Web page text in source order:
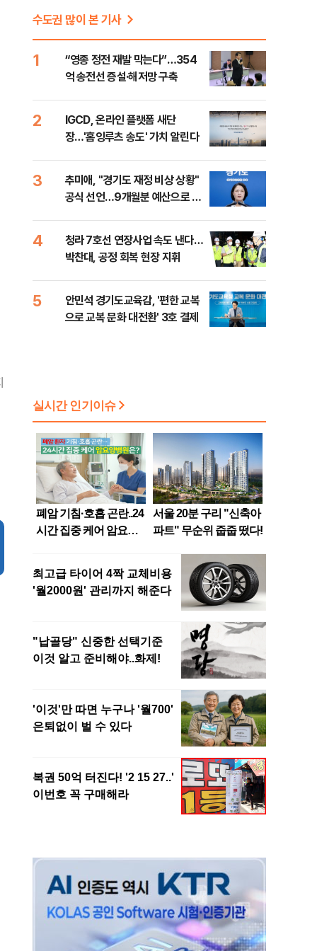
수도권 많이 본 기사
1
“영종 정전 재발 막는다”…354
억 송전선 증설·해저망 구축
2
IGCD, 온라인 플랫폼 새단
장…'홈잉루츠 송도' 가치 알린다
3
추미애, "경기도 재정 비상 상황"
공식 선언…9개월분 예산으로 민
4
청라 7호선 연장사업 속도 낸다…
박찬대, 공정 회복 현장 지휘
5
안민석 경기도교육감, '편한 교복
으로 교복 문화 대전환' 3호 결제